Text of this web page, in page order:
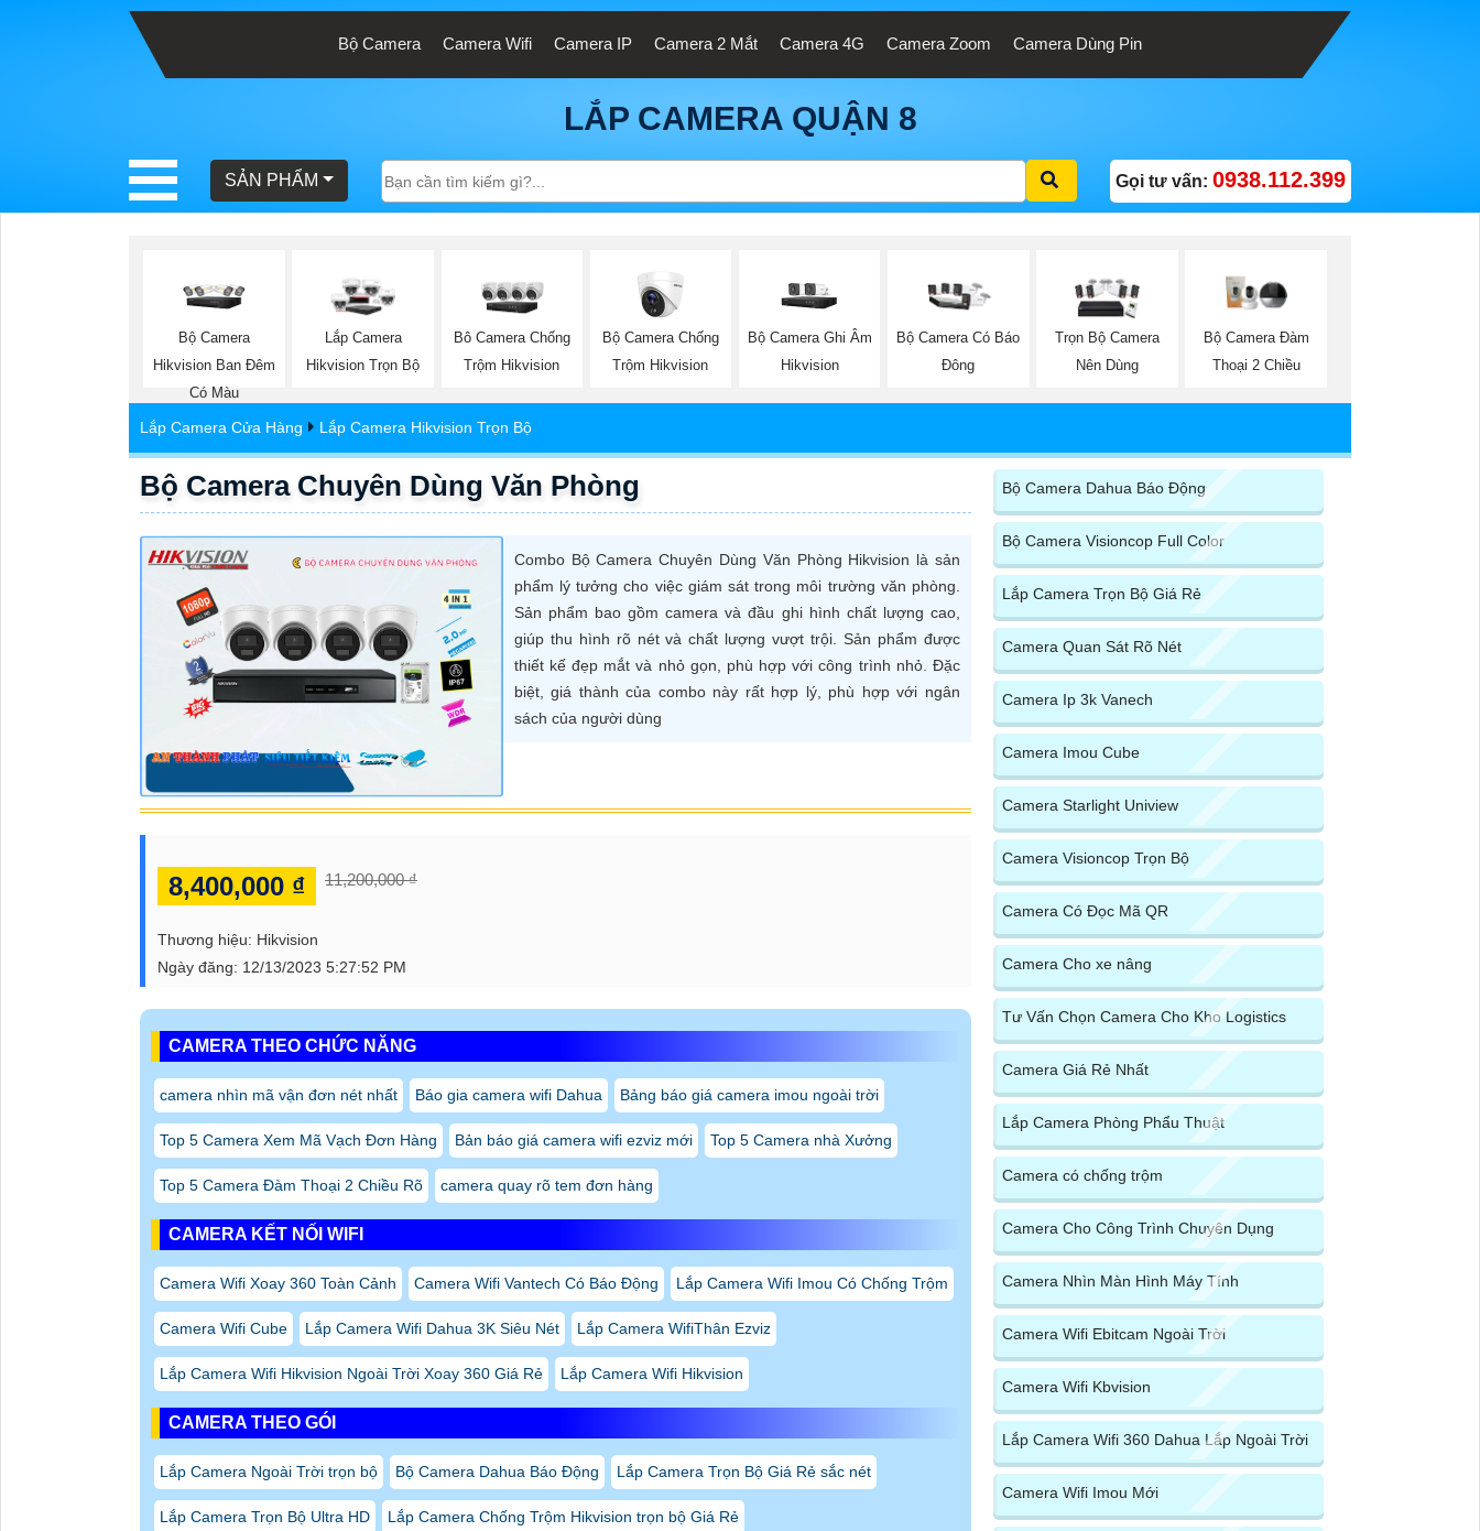
Bộ Camera Camera Wifi Camera IP Camera 2 Mắt Camera 4G Camera Zoom Camera Dùng Pin
LẮP CAMERA QUẬN 8
SẢN PHẨM Gọi tư vấn: 0938.112.399
Bộ Camera
Hikvision Ban Đêm
Có Màu
Lắp Camera
Hikvision Trọn Bộ
Bô Camera Chống
Trộm Hikvision
Bộ Camera Chống
Trộm Hikvision
Bộ Camera Ghi Âm
Hikvision
Bộ Camera Có Báo
Đông
Trọn Bộ Camera
Nên Dùng
Bộ Camera Đàm
Thoại 2 Chiều
Lắp Camera Cửa Hàng Lắp Camera Hikvision Trọn Bộ
Bộ Camera Chuyên Dùng Văn Phòng
Combo Bộ Camera Chuyên Dùng Văn Phòng Hikvision là sản
phẩm lý tưởng cho việc giám sát trong môi trường văn phòng.
Sản phẩm bao gồm camera và đầu ghi hình chất lượng cao,
giúp thu hình rõ nét và chất lượng vượt trội. Sản phẩm được
thiết kế đẹp mắt và nhỏ gọn, phù hợp với công trình nhỏ. Đặc
biệt, giá thành của combo này rất hợp lý, phù hợp với ngân
sách của người dùng
8,400,000 ₫ 11,200,000 ₫
Thương hiệu: Hikvision
Ngày đăng: 12/13/2023 5:27:52 PM
CAMERA THEO CHỨC NĂNG
camera nhìn mã vận đơn nét nhất Báo gia camera wifi Dahua Bảng báo giá camera imou ngoài trời
Top 5 Camera Xem Mã Vạch Đơn Hàng Bản báo giá camera wifi ezviz mới Top 5 Camera nhà Xưởng
Top 5 Camera Đàm Thoại 2 Chiều Rõ camera quay rõ tem đơn hàng
CAMERA KẾT NỐI WIFI
Camera Wifi Xoay 360 Toàn Cảnh Camera Wifi Vantech Có Báo Động Lắp Camera Wifi Imou Có Chống Trộm
Camera Wifi Cube Lắp Camera Wifi Dahua 3K Siêu Nét Lắp Camera WifiThân Ezviz
Lắp Camera Wifi Hikvision Ngoài Trời Xoay 360 Giá Rẻ Lắp Camera Wifi Hikvision
CAMERA THEO GÓI
Lắp Camera Ngoài Trời trọn bộ Bộ Camera Dahua Báo Động Lắp Camera Trọn Bộ Giá Rẻ sắc nét
Lắp Camera Trọn Bộ Ultra HD Lắp Camera Chống Trộm Hikvision trọn bộ Giá Rẻ
Bộ Camera Dahua Báo Động
Bộ Camera Visioncop Full Color
Lắp Camera Trọn Bộ Giá Rẻ
Camera Quan Sát Rõ Nét
Camera Ip 3k Vanech
Camera Imou Cube
Camera Starlight Uniview
Camera Visioncop Trọn Bộ
Camera Có Đọc Mã QR
Camera Cho xe nâng
Tư Vấn Chọn Camera Cho Kho Logistics
Camera Giá Rẻ Nhất
Lắp Camera Phòng Phẩu Thuật
Camera có chống trộm
Camera Cho Công Trình Chuyên Dụng
Camera Nhìn Màn Hình Máy Tính
Camera Wifi Ebitcam Ngoài Trời
Camera Wifi Kbvision
Lắp Camera Wifi 360 Dahua Lắp Ngoài Trời
Camera Wifi Imou Mới